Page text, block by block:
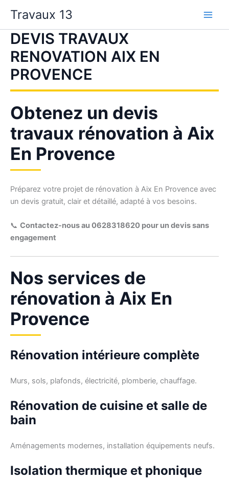
contenu
Travaux 13
DEVIS TRAVAUX
RENOVATION AIX EN
PROVENCE
Obtenez un devis
travaux rénovation à Aix
En Provence
Préparez votre projet de rénovation à Aix En Provence avec
un devis gratuit, clair et détaillé, adapté à vos besoins.
📞 Contactez-nous au 0628318620 pour un devis sans
engagement
Nos services de
rénovation à Aix En
Provence
Rénovation intérieure complète
Murs, sols, plafonds, électricité, plomberie, chauffage.
Rénovation de cuisine et salle de
bain
Aménagements modernes, installation équipements neufs.
Isolation thermique et phonique